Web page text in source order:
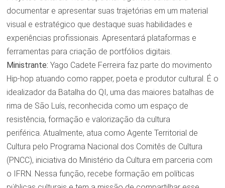
documentar e apresentar suas trajetórias em um material
visual e estratégico que destaque suas habilidades e
experiências profissionais. Apresentará plataformas e
ferramentas para criação de portfólios digitais.
Ministrante: Yago Cadete Ferreira faz parte do movimento
Hip-hop atuando como rapper, poeta e produtor cultural. É o
idealizador da Batalha do QI, uma das maiores batalhas de
rima de São Luís, reconhecida como um espaço de
resistência, formação e valorização da cultura
periférica. Atualmente, atua como Agente Territorial de
Cultura pelo Programa Nacional dos Comitês de Cultura
(PNCC), iniciativa do Ministério da Cultura em parceria com
o IFRN. Nessa função, recebe formação em políticas